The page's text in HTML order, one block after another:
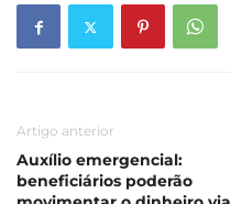
Artigo anterior
Auxílio emergencial:
beneficiários poderão